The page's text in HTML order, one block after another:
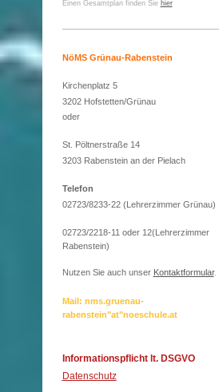
Einen Gesamtplan finden Sie hier
NöMS Grünau-Rabenstein
Kirchenplatz 5
3202 Hofstetten/Grünau
oder
St. Pöltnerstraße 14
3203 Rabenstein an der Pielach
Telefon
02723/8233-22 (Lehrerzimmer Grünau)
02723/2218-11 oder 12(Lehrerzimmer
Rabenstein)
Nutzen Sie auch unser Kontaktformular.
Mail: nms.gruenau-
rabenstein"at"noeschule.at
Informationspflicht lt. DSGVO
Datenschutz